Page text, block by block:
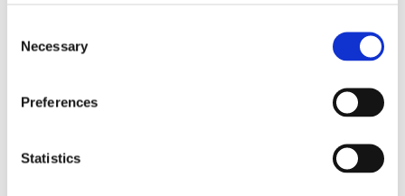
Selection
Necessary
Preferences
Statistics